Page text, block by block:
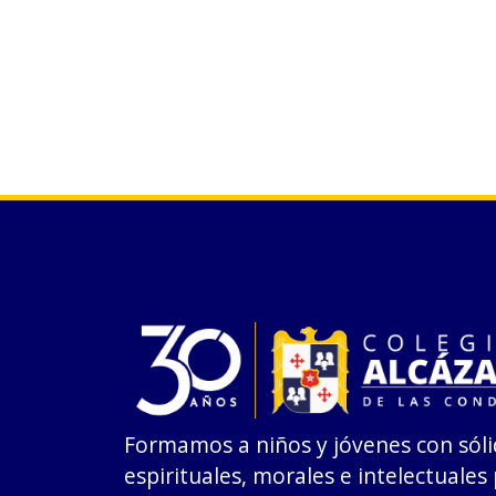
Formamos a niños y jóvenes con
espirituales, morales e intelectuales